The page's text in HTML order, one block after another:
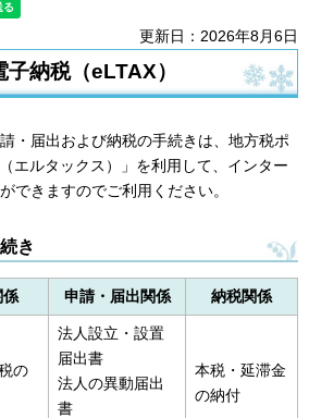
更新日：2026年8月6日
納税（eLTAX）
・届出および納税の手続きは、地方税ポ
エルタックス）」を利用して、インター
できますのでご利用ください。
き
係 申請・届出関係 納税関係
の
法人設立・設置
届出書
法人の異動届出
書
本税・延滞金
の納付